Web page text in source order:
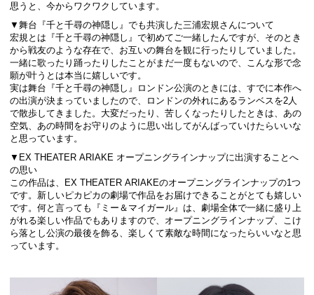
思うと、今からワクワクしています。
▼舞台『千と千尋の神隠し』でも共演した三浦宏規さんについて
宏規とは『千と千尋の神隠し』で初めてご一緒したんですが、そのとき
から戦友のような存在で、お互いの舞台を観に行ったりしていました。
一緒に歌ったり踊ったりしたことがまだ一度もないので、こんな形で念
願が叶うとは本当に嬉しいです。
実は舞台『千と千尋の神隠し』ロンドン公演のときには、すでに本作へ
の出演が決まっていましたので、ロンドンの外れにあるランベスを2人
で散歩してきました。大変だったり、苦しくなったりしたときは、あの
空気、あの時間をお守りのように思い出してがんばっていけたらいいな
と思っています。
▼EX THEATER ARIAKE オープニングラインナップに出演することへ
の思い
この作品は、EX THEATER ARIAKEのオープニングラインナップの1つ
です。新しいピカピカの劇場で作品をお届けできることがとても嬉しい
です。何と言っても『ミー＆マイガール』は、劇場全体で一緒に盛り上
がれる楽しい作品でもありますので、オープニングラインナップ、こけ
ら落とし公演の最後を飾る、楽しくて素敵な時間になったらいいなと思
っています。